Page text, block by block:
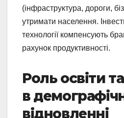
(інфраструктура, дороги,
утримати населення.
технології компенсують
рахунок продуктивності.
Роль освіти
в
відновленні